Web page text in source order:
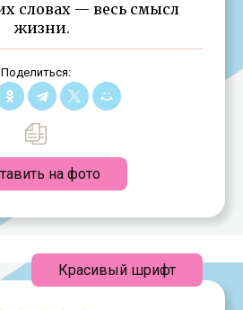
словах — весь смысл
жизни.
Поделиться:
на фото
Красивый шрифт